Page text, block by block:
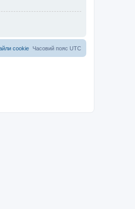
Часовий пояс UTC
cookie